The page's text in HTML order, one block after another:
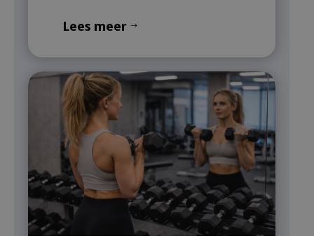
Lees meer $